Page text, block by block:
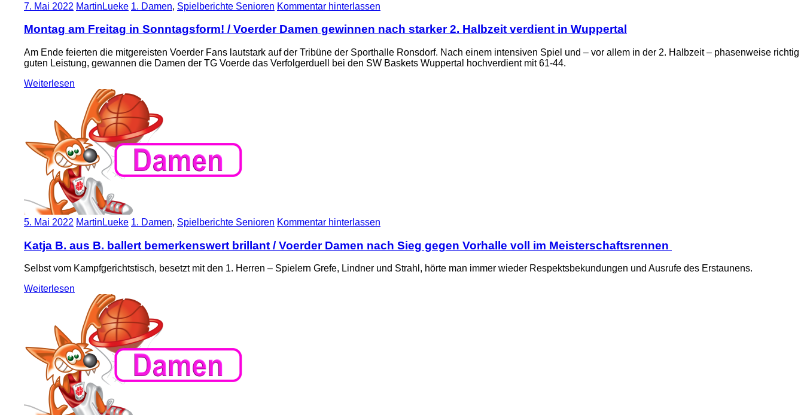
7. Mai 2022 MartinLueke 1. Damen, Spielberichte Senioren Kommentar hinterlassen
Montag am Freitag in Sonntagsform! / Voerder Damen gewinnen nach starker 2. Halbzeit verdient in Wuppertal
Am Ende feierten die mitgereisten Voerder Fans lautstark auf der Tribüne der Sporthalle Ronsdorf. Nach einem intensiven Spiel und – vor allem in der 2. Halbzeit – phasenweise richtig
guten Leistung, gewannen die Damen der TG Voerde das Verfolgerduell bei den SW Baskets Wuppertal hochverdient mit 61-44.
Weiterlesen
5. Mai 2022 MartinLueke 1. Damen, Spielberichte Senioren Kommentar hinterlassen
Katja B. aus B. ballert bemerkenswert brillant / Voerder Damen nach Sieg gegen Vorhalle voll im Meisterschaftsrennen
Selbst vom Kampfgerichtstisch, besetzt mit den 1. Herren – Spielern Grefe, Lindner und Strahl, hörte man immer wieder Respektsbekundungen und Ausrufe des Erstaunens.
Weiterlesen